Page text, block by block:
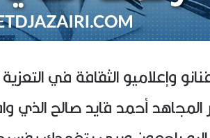
وإعلاميو الثقافة في
المجاهد أحمد قايد صالح الذي
م
ن
ع
ي
ب